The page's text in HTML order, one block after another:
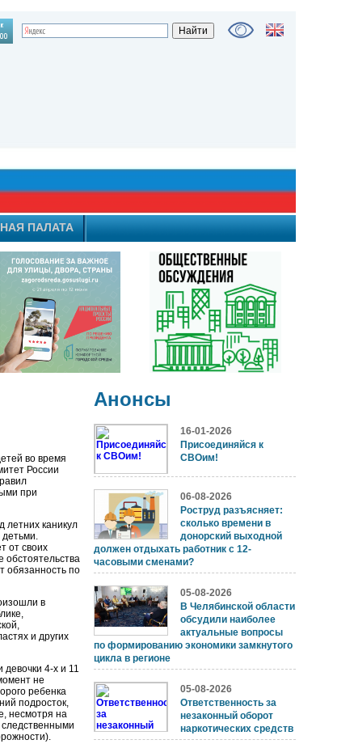
ПАЛАТА
во время
России
при
летних каникул
детьми.
от своих
обстоятельства
обязанность по
в
и других
4-х и 11
не
ребенка
подросток,
несмотря на
Анонсы
16-01-2026
Присоединяйся к
СВОим!
06-08-2026
Роструд разъясняет:
сколько времени в
донорский выходной
должен отдыхать работник с 12-
часовыми сменами?
05-08-2026
В Челябинской области
обсудили наиболее
актуальные вопросы
по формированию экономики замкнутого
цикла в регионе
05-08-2026
Ответственность за
незаконный оборот
наркотических средств